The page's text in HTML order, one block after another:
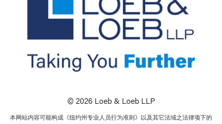
© 2026 Loeb & Loeb LLP
本网站内容可能构成《纽约州专业人员行为准则》以及其它法域之法律项下的